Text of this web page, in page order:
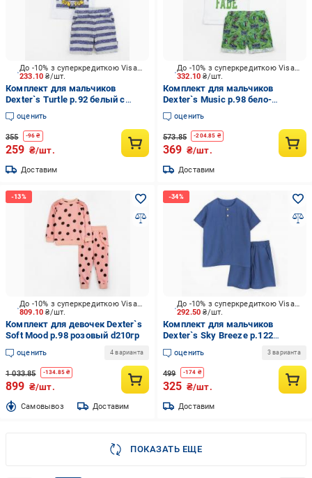
233.10₴/шт.
До -10% з суперкредиткою Visa Вигода
Комплект для мальчиков
Dexter`s Turtle р.92 белый с
серым d152чх-нв
оценить
355 -96 ₴
259 ₴/шт.
Доставим
332.10₴/шт.
До -10% з суперкредиткою Visa Вигода
Комплект для мальчиков
Dexter`s Music р.98 бело-
зеленый d128мус
оценить
573.85 -204.85 ₴
369 ₴/шт.
Доставим
809.10₴/шт.
До -10% з суперкредиткою Visa Вигода
Комплект для девочек Dexter`s
Soft Mood р.98 розовый d210гр
оценить 4 варианта
1 033.85 -134.85 ₴
899 ₴/шт.
Cамовывоз Доставим
292.50₴/шт.
До -10% з суперкредиткою Visa Вигода
Комплект для мальчиков
Dexter`s Sky Breeze р.122
голубой 630261
оценить 3 варианта
499 -174 ₴
325 ₴/шт.
Доставим
ПОКАЗАТЬ ЕЩЕ